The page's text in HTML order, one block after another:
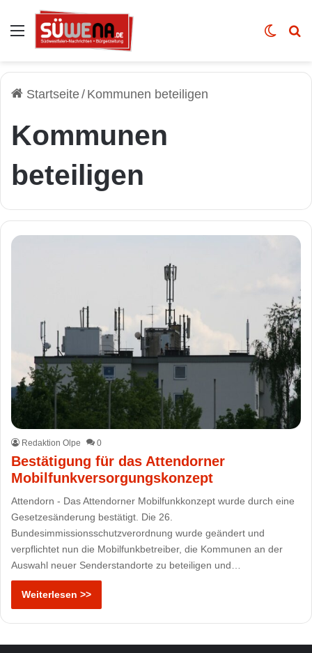
Auswahl Skin
Startseite/ Kommunen beteiligen
Kommunen
beteiligen
Redaktion Olpe 0
Bestätigung für das Attendorner
Mobilfunkversorgungskonzept
Attendorn - Das Attendorner Mobilfunkkonzept wurde durch eine
Gesetzesänderung bestätigt. Die 26.
Bundesimmissionsschutzverordnung wurde geändert und
verpflichtet nun die Mobilfunkbetreiber, die Kommunen an der
Auswahl neuer Senderstandorte zu beteiligen und…
Weiterlesen >>